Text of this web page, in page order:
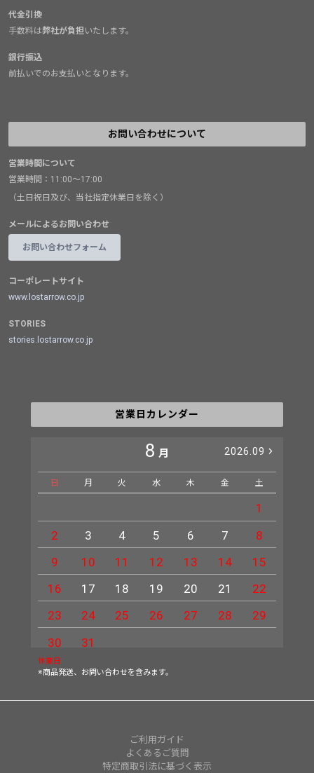
代金引換
手数料は弊社が負担いたします。
銀行振込
前払いでのお支払いとなります。
お問い合わせについて
営業時間について
営業時間：11:00～17:00
（土日祝日及び、当社指定休業日を除く）
メールによるお問い合わせ
お問い合わせフォーム
コーポレートサイト
www.lostarrow.co.jp
STORIES
stories.lostarrow.co.jp
営業日カレンダー
8 月 2026.09
日 月 火 水 木 金 土
1
2
3 4 5 6 7
8
9
10 11 12 13 14
15
16
17 18 19 20 21
22
23
24 25 26 27 28
29
30
31
休業日
※商品発送、お問い合わせを含みます。
ご利用ガイド
よくあるご質問
特定商取引法に基づく表示